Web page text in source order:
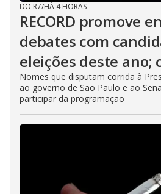
DO R7/HÁ 4 HORAS
RECORD promove
debates com
eleições deste ano;
Nomes que disputam corrida à
ao governo de São Paulo e ao
participar da programação